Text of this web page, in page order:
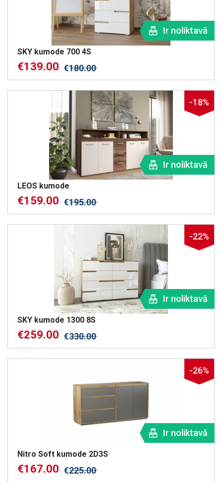
Ir noliktavā
SKY kumode 700 4S
€139.00 €180.00
-18%
Ir noliktavā
LEOS kumode
€159.00 €195.00
-22%
Ir noliktavā
SKY kumode 1300 8S
€259.00 €330.00
-26%
Ir noliktavā
Nitro Soft kumode 2D3S
€167.00 €225.00